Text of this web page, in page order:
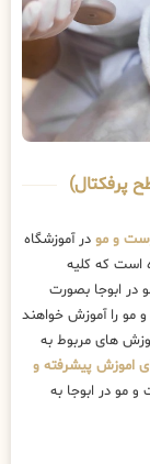
پرفکتال)
و مو در آموزشگاه
است که کلیه
در ابوجا بصورت
مو را آموزش خواهند
های مربوط به
اموزش پیشرفته و
مو در ابوجا به